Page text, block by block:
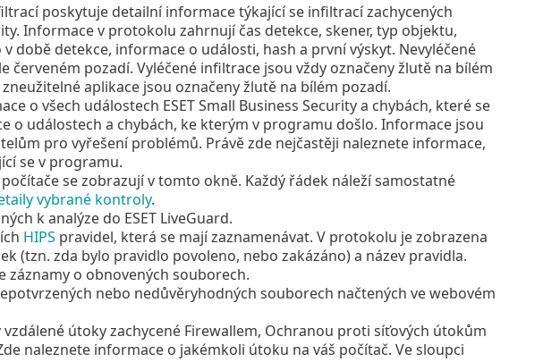
poskytuje detailní informace týkající se infiltrací zachycených
Informace v protokolu zahrnují čas detekce, skener, typ objektu,
době detekce, informace o události, hash a první výskyt. Nevyléčené
červeném pozadí. Vyléčené infiltrace jsou vždy označeny žlutě na bílém
aplikace jsou označeny žlutě na bílém pozadí.
o všech událostech ESET Small Business Security a chybách, které se
o událostech a chybách, ke kterým v programu došlo. Informace jsou
pro vyřešení problémů. Právě zde nejčastěji naleznete informace,
se v programu.
se zobrazují v tomto okně. Každý řádek náleží samostatné
vybrané kontroly.
k analýze do ESET LiveGuard.
HIPS pravidel, která se mají zaznamenávat. V protokolu je zobrazena
(tzn. zda bylo pravidlo povoleno, nebo zakázáno) a název pravidla.
záznamy o obnovených souborech.
nebo nedůvěryhodných souborech načtených ve webovém
vzdálené útoky zachycené Firewallem, Ochranou proti síťových útokům
naleznete informace o jakémkoli útoku na váš počítač. Ve sloupci